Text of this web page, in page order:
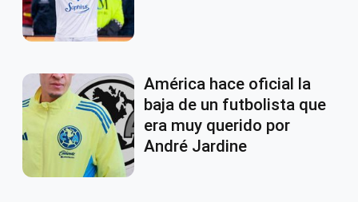
América hace oficial la
baja de un futbolista que
era muy querido por
André Jardine